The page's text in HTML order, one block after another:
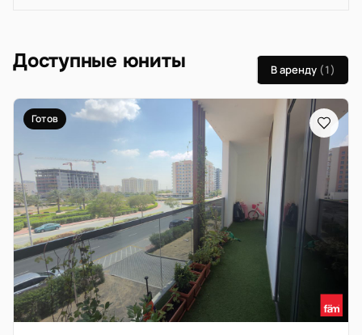
Доступные юниты В аренду (1)
Готов